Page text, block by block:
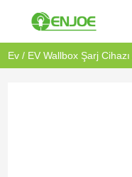
Ev / EV Wallbox Şarj Cihazı